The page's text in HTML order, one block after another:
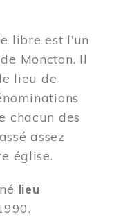
libre est l’un
Moncton. Il
lieu de
chacun des
assez
église.
lieu